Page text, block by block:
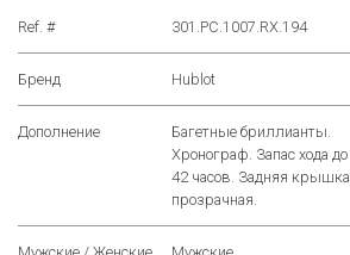
Ref. # 301.PC.1007.RX.194
Бренд Hublot
Дополнение
Багетные бриллианты.
Хронограф. Запас хода до
42 часов. Задняя крышка
прозрачная.